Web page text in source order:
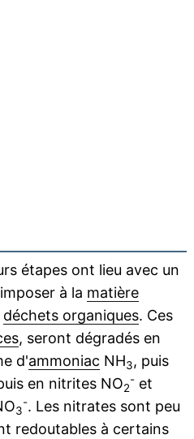
étapes ont lieu avec un
à la matière
déchets organiques. Ces
, seront dégradés en
d'ammoniac NH3, puis
en nitrites NO2
-et
3
-. Les nitrates sont peu
redoutables à certains